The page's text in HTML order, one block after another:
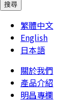
搜尋
繁體中文
English
日本語
關於我們
產品介紹
明昌專欄